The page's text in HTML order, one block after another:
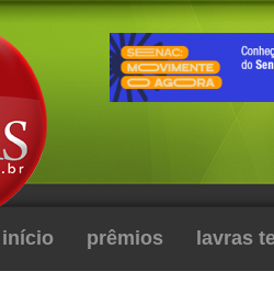
início prêmios lavras